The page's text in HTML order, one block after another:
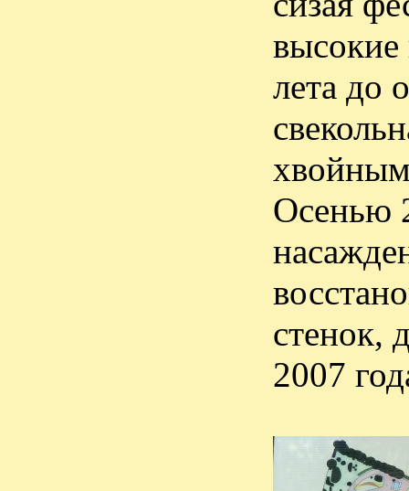
высокие
лета до
Осенью
стенок,
2007